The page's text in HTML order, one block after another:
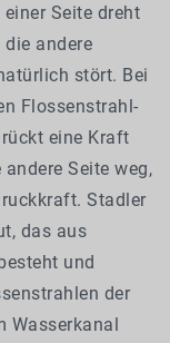
Seite dreht
andere
stört. Bei
Flossenstrahl-
eine Kraft
Seite weg,
Stadler
das aus
und
der
Wasserkanal